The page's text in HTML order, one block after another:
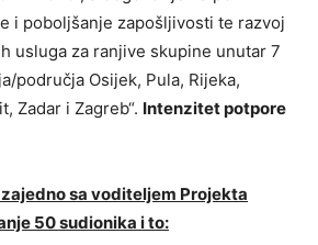
i poboljšanje zapošljivosti te razvoj
usluga za ranjive skupine unutar 7
područja Osijek, Pula, Rijeka,
Zadar i Zagreb“. Intenzitet potpore
sa voditeljem Projekta
50 sudionika i to: